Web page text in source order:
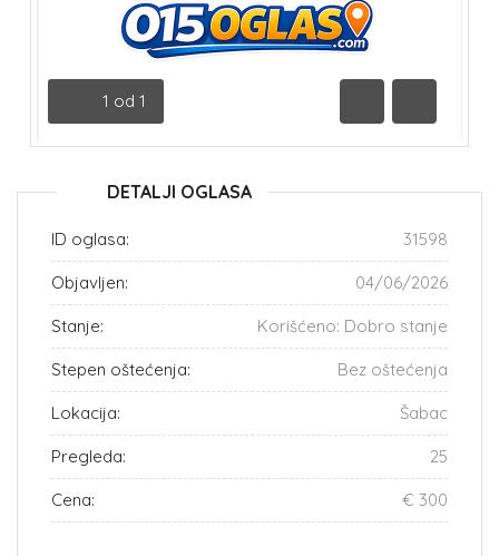
1 od 1
Prethodna
Sledeća
DETALJI OGLASA
ID oglasa: 31598
Objavljen: 04/06/2026
Stanje: Korišćeno: Dobro stanje
Stepen oštećenja: Bez oštećenja
Lokacija: Šabac
Pregleda: 25
Cena: € 300